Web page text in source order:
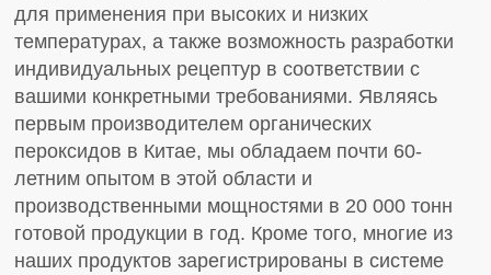
для применения при высоких и низких
температурах, а также возможность разработки
индивидуальных рецептур в соответствии с
вашими конкретными требованиями. Являясь
первым производителем органических
пероксидов в Китае, мы обладаем почти 60-
летним опытом в этой области и
производственными мощностями в 20 000 тонн
готовой продукции в год. Кроме того, многие из
наших продуктов зарегистрированы в системе